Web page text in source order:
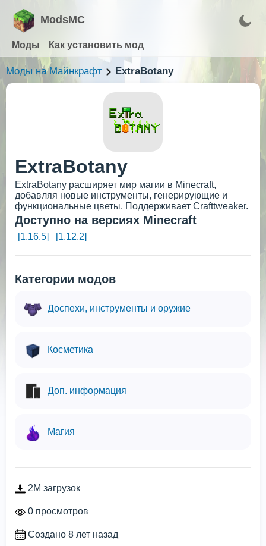
ModsMC
Моды Как установить мод
Моды на Майнкрафт ExtraBotany
ExtraBotany
ExtraBotany расширяет мир магии в Minecraft,
добавляя новые инструменты, генерирующие и
функциональные цветы. Поддерживает Crafttweaker.
Доступно на версиях Minecraft
[1.16.5] [1.12.2]
Категории модов
Доспехи, инструменты и оружие
Косметика
Доп. информация
Магия
2M загрузок
0 просмотров
Создано 8 лет назад